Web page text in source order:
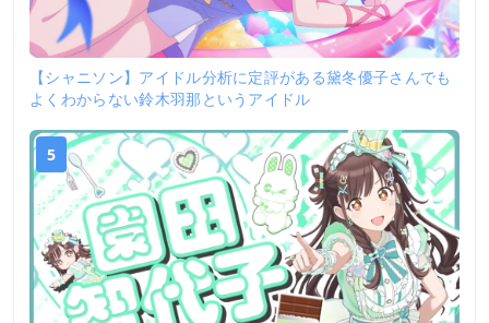
【シャニソン】アイドル分析に定評がある黛冬優子さんでも
よくわからない鈴木羽那というアイドル
5